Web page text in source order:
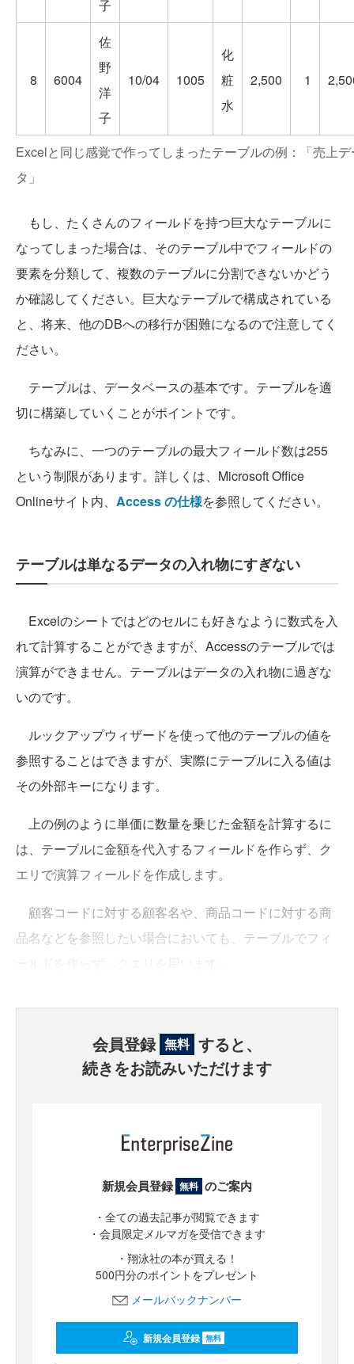
Excelと同じ感覚で作ってしまったテーブルの例：「売上
タ」
子
8 6004
佐
野
洋
子
10/04 1005
化
粧
水
2,500 1
もし、たくさんのフィールドを持つ巨大なテーブルに
なってしまった場合は、そのテーブル中でフィールドの
要素を分類して、複数のテーブルに分割できないかどう
か確認してください。巨大なテーブルで構成されている
と、将来、他のDBへの移行が困難になるので注意してく
ださい。
テーブルは、データベースの基本です。テーブルを適
切に構築していくことがポイントです。
ちなみに、一つのテーブルの最大フィールド数は255
という制限があります。詳しくは、Microsoft Office
Onlineサイト内、 Access の仕様を参照してください。
テーブルは単なるデータの入れ物にすぎない
Excelのシートではどのセルにも好きなように数式を入
れて計算することができますが、Accessのテーブルでは
演算ができません。テーブルはデータの入れ物に過ぎな
いのです。
ルックアップウィザードを使って他のテーブルの値を
参照することはできますが、実際にテーブルに入る値は
その外部キーになります。
上の例のように単価に数量を乗じた金額を計算するに
は、テーブルに金額を代入するフィールドを作らず、ク
エリで演算フィールドを作成します。
顧客コードに対する顧客名や、商品コードに対する商
品名などを参照したい場合においても、テーブルでフィ
会員登録 無料 すると、
続きをお読みいただけます
新規会員登録 無料 のご案内
・全ての過去記事が閲覧できます
・会員限定メルマガを受信できます
・翔泳社の本が買える！
500円分のポイントをプレゼント
メールバックナンバー
新規会員登録 無料